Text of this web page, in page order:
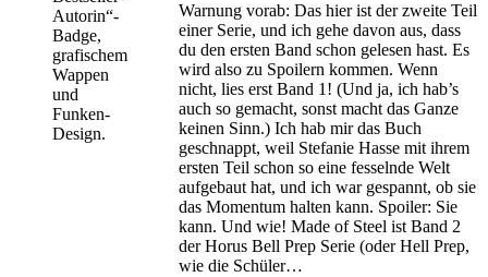
Warnung vorab: Das hier ist der zweite Teil
einer Serie, und ich gehe davon aus, dass
du den ersten Band schon gelesen hast. Es
wird also zu Spoilern kommen. Wenn
nicht, lies erst Band 1! (Und ja, ich hab’s
auch so gemacht, sonst macht das Ganze
keinen Sinn.) Ich hab mir das Buch
geschnappt, weil Stefanie Hasse mit ihrem
ersten Teil schon so eine fesselnde Welt
aufgebaut hat, und ich war gespannt, ob sie
das Momentum halten kann. Spoiler: Sie
kann. Und wie! Made of Steel ist Band 2
der Horus Bell Prep Serie (oder Hell Prep,
wie die Schüler…